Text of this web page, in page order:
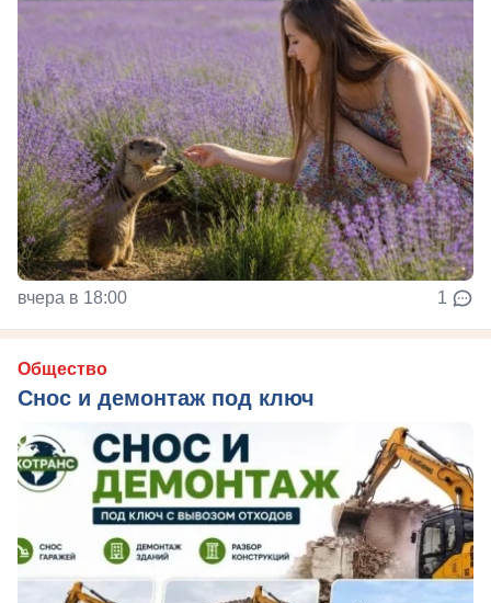
вчера в 18:00 1
Общество
Снос и демонтаж под ключ